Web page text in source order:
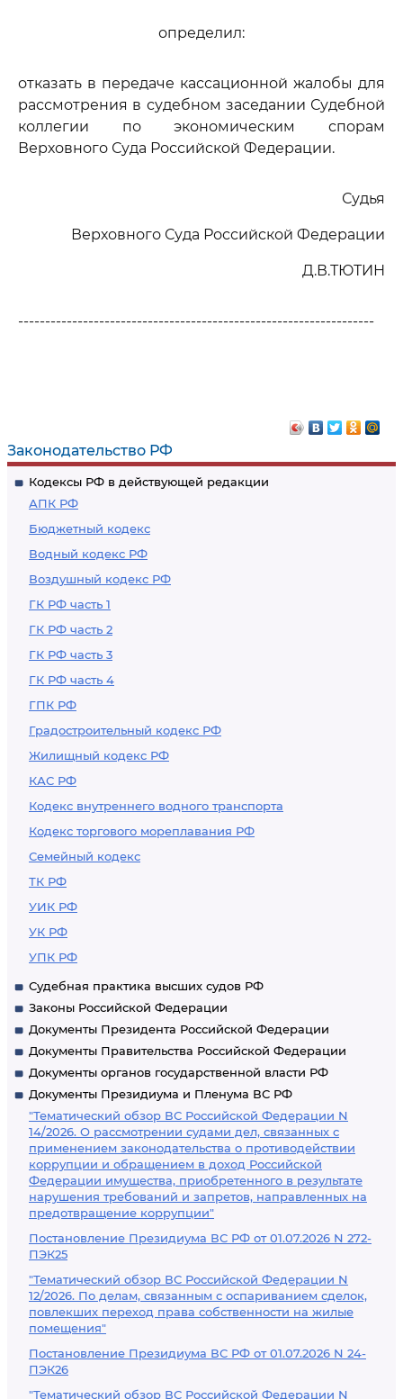
Законодательство РФ
Кодексы РФ в действующей редакции
АПК РФ
Бюджетный кодекс
Водный кодекс РФ
Воздушный кодекс РФ
ГК РФ часть 1
ГК РФ часть 2
ГК РФ часть 3
ГК РФ часть 4
ГПК РФ
Градостроительный кодекс РФ
Жилищный кодекс РФ
КАС РФ
Кодекс внутреннего водного транспорта
Кодекс торгового мореплавания РФ
Семейный кодекс
ТК РФ
УИК РФ
УК РФ
УПК РФ
Судебная практика высших судов РФ
Законы Российской Федерации
Документы Президента Российской Федерации
Документы Правительства Российской Федерации
Документы органов государственной власти РФ
Документы Президиума и Пленума ВС РФ
"Тематический обзор ВС Российской Федерации N
14/2026. О рассмотрении судами дел, связанных с
применением законодательства о противодействии
коррупции и обращением в доход Российской
Федерации имущества, приобретенного в результате
нарушения требований и запретов, направленных на
предотвращение коррупции"
Постановление Президиума ВС РФ от 01.07.2026 N 272-
ПЭК25
"Тематический обзор ВС Российской Федерации N
12/2026. По делам, связанным с оспариванием сделок,
повлекших переход права собственности на жилые
помещения"
Постановление Президиума ВС РФ от 01.07.2026 N 24-
ПЭК26
"Тематический обзор ВС Российской Федерации N
определил:
отказать в передаче кассационной жалобы для
рассмотрения в судебном заседании Судебной
коллегии по экономическим спорам
Верховного Суда Российской Федерации.
Судья
Верховного Суда Российской Федерации
Д.В.ТЮТИН
------------------------------------------------------------------